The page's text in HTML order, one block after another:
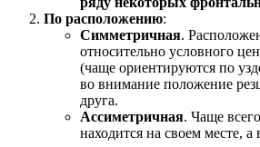
По расположению:
Симметричная.
относительно условного
(чаще ориентируются по
во внимание положение
друга.
Ассиметричная. Чаще
находится на своем месте, а